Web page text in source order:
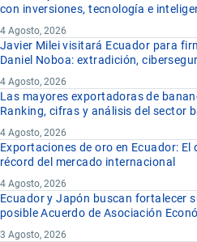
con inversiones, tecnología e
4 Agosto, 2026
Javier Milei visitará Ecuador para
Daniel Noboa: extradición,
4 Agosto, 2026
Las mayores exportadoras de
Ranking, cifras y análisis del sector
4 Agosto, 2026
Exportaciones de oro en Ecuador:
récord del mercado internacional
4 Agosto, 2026
Ecuador y Japón buscan fortalecer
posible Acuerdo de Asociación
3 Agosto, 2026